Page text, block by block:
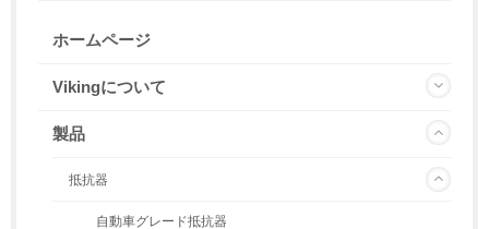
ホームページ
Vikingについて
製品
抵抗器
自動車グレード抵抗器